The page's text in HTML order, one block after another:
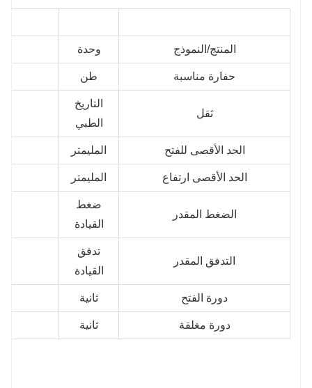
المنتج/النموذج وحدة
حفارة مناسبة طن
ثقل
التاريخ
الطبي
الحد الأقصى للفتح المليمتر
الحد الأقصى ارتفاع المليمتر
الضغط المقدر
ضغط
القيادة
التدفق المقدر
تدفق
القيادة
دورة الفتح ثانية
دورة مغلقة ثانية